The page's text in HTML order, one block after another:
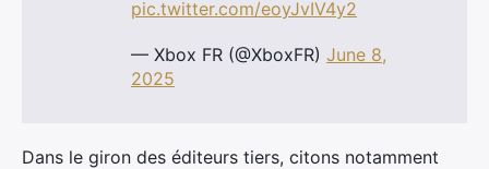
pic.twitter.com/eoyJvIV4y2
— Xbox FR (@XboxFR) June 8,
2025
Dans le giron des éditeurs tiers, citons notamment